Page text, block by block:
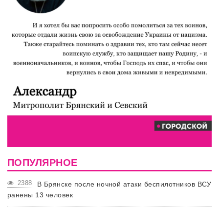
ПОПУЛЯРНОЕ
2388
В Брянске после ночной атаки беспилотников ВСУ
ранены 13 человек